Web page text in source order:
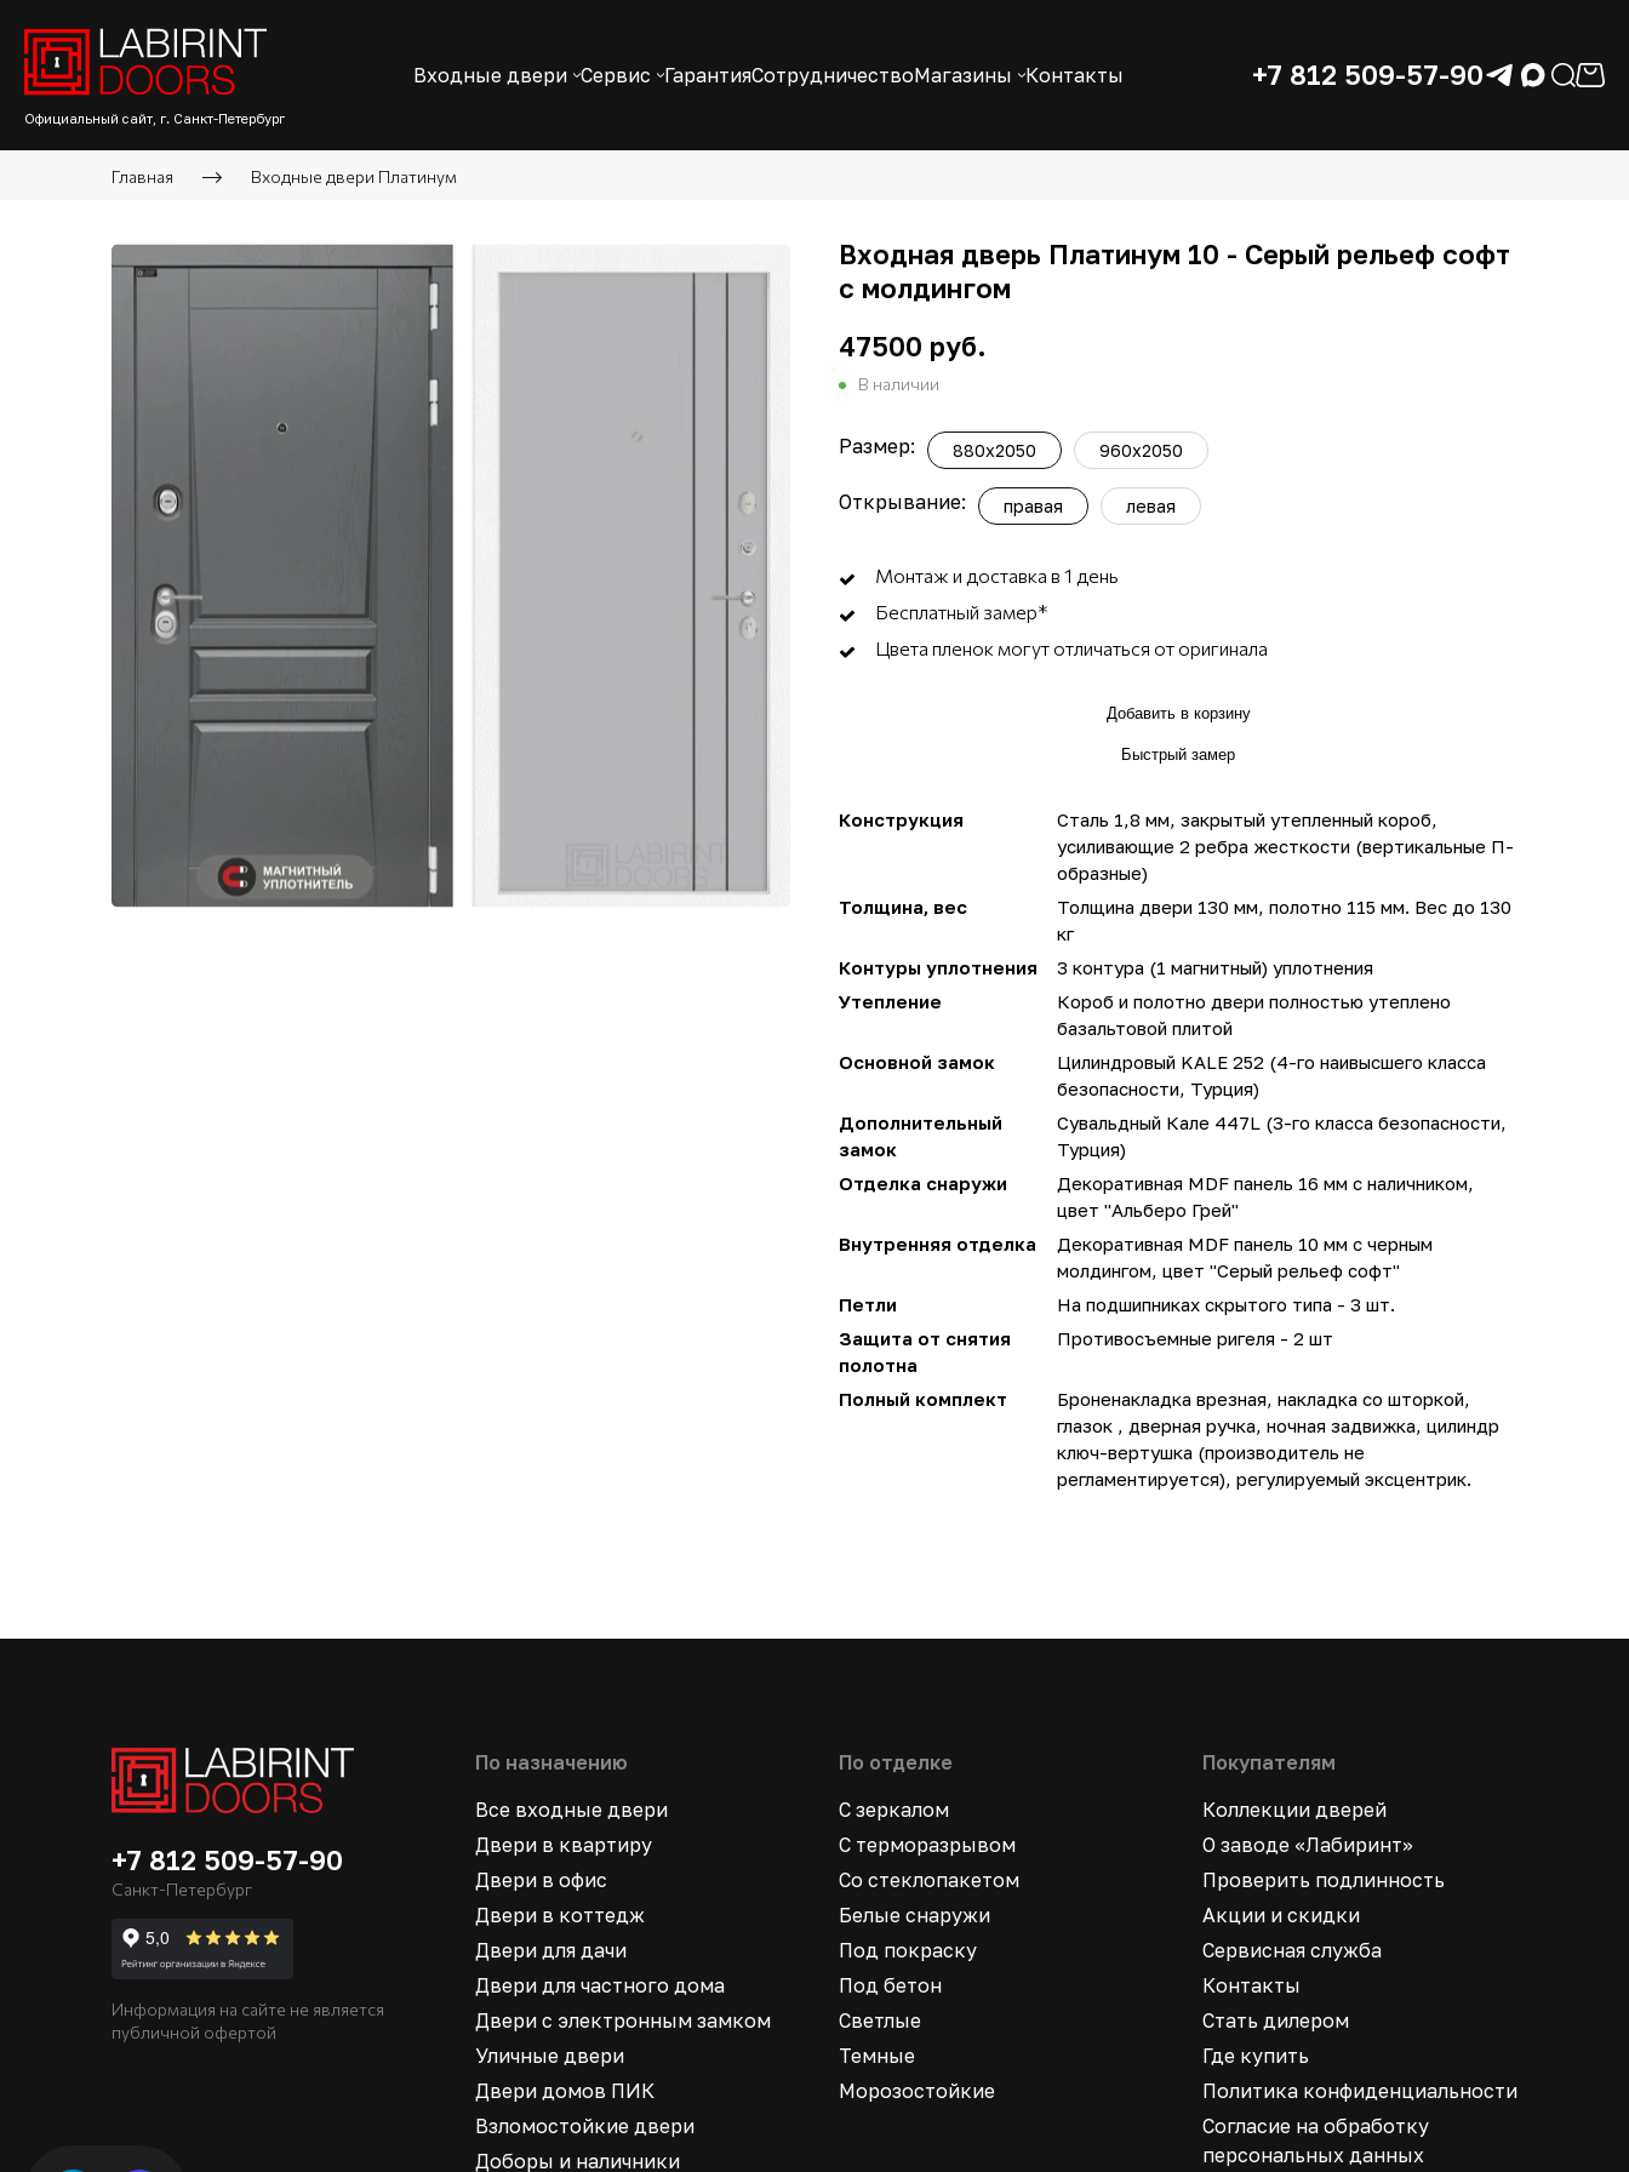
Официальный сайт, г. Санкт-Петербург
Входные двери Сервис ГарантияСотрудничествоМагазины Контакты +7 812 509-57-90
Главная Входные двери Платинум
Входная дверь Платинум 10 - Серый рельеф софт
с молдингом
47500 руб.
В наличии
Размер: 880x2050 960x2050
Открывание: правая левая
Монтаж и доставка в 1 день
Бесплатный замер*
Цвета пленок могут отличаться от оригинала
Добавить в корзину
Быстрый замер
Конструкция
Сталь 1,8 мм, закрытый утепленный короб,
усиливающие 2 ребра жесткости (вертикальные П-
образные)
Толщина, вес
Толщина двери 130 мм, полотно 115 мм. Вес до 130
кг
Контуры уплотнения
3 контура (1 магнитный) уплотнения
Утепление
Короб и полотно двери полностью утеплено
базальтовой плитой
Основной замок
Цилиндровый KALE 252 (4-го наивысшего класса
безопасности, Турция)
Дополнительный
замок
Сувальдный Кале 447L (3-го класса безопасности,
Турция)
Отделка снаружи
Декоративная MDF панель 16 мм с наличником,
цвет "Альберо Грей"
Внутренняя отделка
Декоративная MDF панель 10 мм с черным
молдингом, цвет "Серый рельеф софт"
Петли
На подшипниках скрытого типа - 3 шт.
Защита от снятия
полотна
Противосъемные ригеля - 2 шт
Полный комплект
Броненакладка врезная, накладка со шторкой,
глазок , дверная ручка, ночная задвижка, цилиндр
ключ-вертушка (производитель не
регламентируется), регулируемый эксцентрик.
+7 812 509-57-90
Санкт-Петербург
Информация на сайте не является
публичной офертой
По назначению
Все входные двери
Двери в квартиру
Двери в офис
Двери в коттедж
Двери для дачи
Двери для частного дома
Двери с электронным замком
Уличные двери
Двери домов ПИК
Взломостойкие двери
Доборы и наличники
По отделке
С зеркалом
С терморазрывом
Со стеклопакетом
Белые снаружи
Под покраску
Под бетон
Светлые
Темные
Морозостойкие
Покупателям
Коллекции дверей
О заводе «Лабиринт»
Проверить подлинность
Акции и скидки
Сервисная служба
Контакты
Стать дилером
Где купить
Политика конфиденциальности
Согласие на обработку
персональных данных